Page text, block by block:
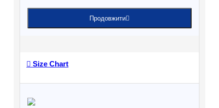
Продовжити
Size Chart